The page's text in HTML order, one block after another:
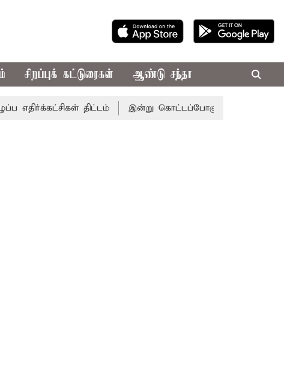
சிறப்புக் கட்டுரைகள் ஆண்டு சந்தா
திட்டம் இன்று கொட்டப்போகும் கனமழை.. எந்தெந்த